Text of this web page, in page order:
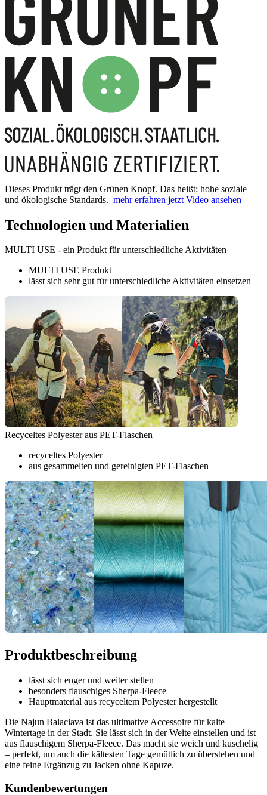
Dieses Produkt trägt den Grünen Knopf. Das heißt: hohe soziale
und ökologische Standards. mehr erfahren jetzt Video ansehen
Technologien und Materialien
MULTI USE - ein Produkt für unterschiedliche Aktivitäten
MULTI USE Produkt
lässt sich sehr gut für unterschiedliche Aktivitäten einsetzen
Recyceltes Polyester aus PET-Flaschen
recyceltes Polyester
aus gesammelten und gereinigten PET-Flaschen
Produktbeschreibung
lässt sich enger und weiter stellen
besonders flauschiges Sherpa-Fleece
Hauptmaterial aus recyceltem Polyester hergestellt
Die Najun Balaclava ist das ultimative Accessoire für kalte
Wintertage in der Stadt. Sie lässt sich in der Weite einstellen und ist
aus flauschigem Sherpa-Fleece. Das macht sie weich und kuschelig
– perfekt, um auch die kältesten Tage gemütlich zu überstehen und
eine feine Ergänzug zu Jacken ohne Kapuze.
Kundenbewertungen